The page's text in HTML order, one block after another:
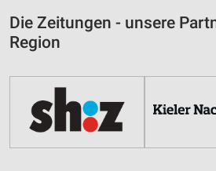
Die Zeitungen - unsere
Region